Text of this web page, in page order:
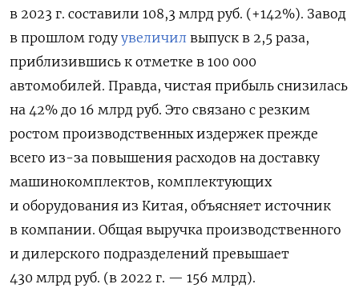
в 2023 г. составили 108,3 млрд руб. (+142%). Завод
в прошлом году увеличил выпуск в 2,5 раза,
приблизившись к отметке в 100 000
автомобилей. Правда, чистая прибыль снизилась
на 42% до 16 млрд руб. Это связано с резким
ростом производственных издержек прежде
всего из-за повышения расходов на доставку
машинокомплектов, комплектующих
и оборудования из Китая, объясняет источник
в компании. Общая выручка производственного
и дилерского подразделений превышает
430 млрд руб. (в 2022 г. — 156 млрд).